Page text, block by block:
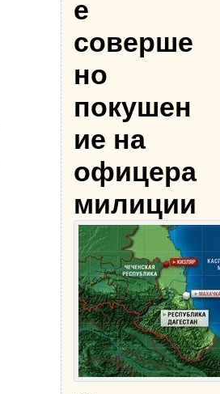
е
соверше
но
покушен
ие на
офицера
милиции